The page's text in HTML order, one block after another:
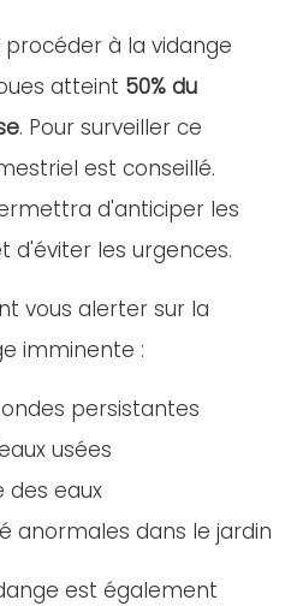
à la vidange
atteint 50% du
. Pour surveiller ce
est conseillé.
d'anticiper les
d'éviter les urgences.
vous alerter sur la
imminente :
persistantes
usées
des eaux
anormales dans le jardin
est également